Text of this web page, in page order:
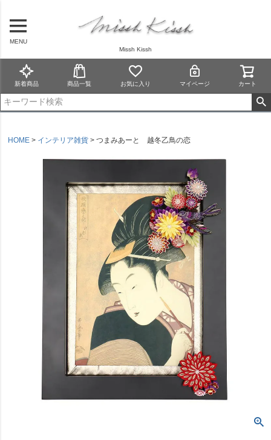
MENU
Missh Kissh
新着商品 商品一覧 お気に入り マイページ カート
HOME インテリア雑貨 つまみあーと 越冬乙鳥の恋